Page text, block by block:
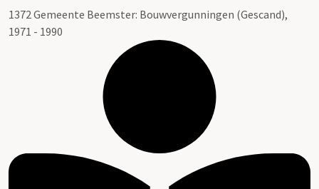
1372 Gemeente Beemster: Bouwvergunningen (Gescand),
1971 - 1990